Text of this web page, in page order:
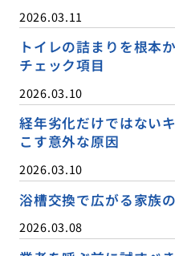
2026.03.11
トイレの詰まりを根本
チェック項目
2026.03.10
経年劣化だけではない
こす意外な原因
2026.03.10
浴槽交換で広がる家族
2026.03.08